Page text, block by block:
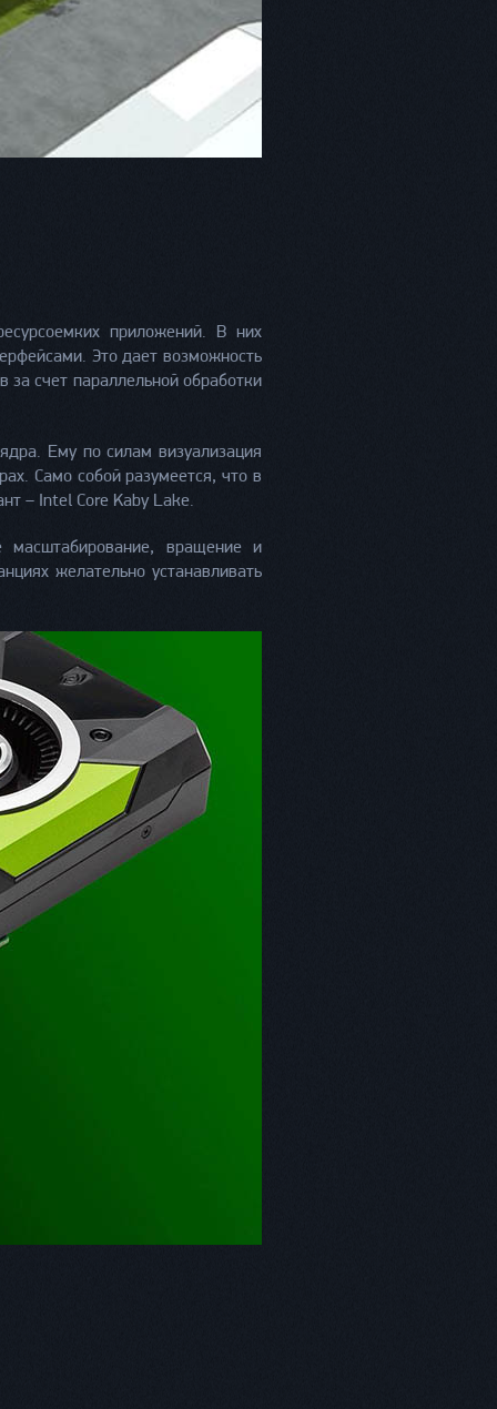
приложений. В них
Это дает возможность
за счет параллельной обработки
Ему по силам визуализация
Само собой разумеется, что в
– Intel Core Kaby Lake.
масштабирование, вращение и
желательно устанавливать